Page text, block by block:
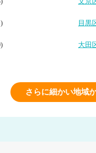
目黒
大田
さらに細かい地域